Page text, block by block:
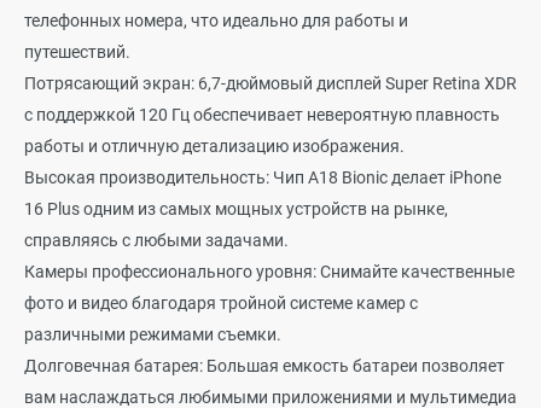
телефонных номера, что идеально для работы и
путешествий.
Потрясающий экран: 6,7-дюймовый дисплей Super Retina XDR
с поддержкой 120 Гц обеспечивает невероятную плавность
работы и отличную детализацию изображения.
Высокая производительность: Чип A18 Bionic делает iPhone
16 Plus одним из самых мощных устройств на рынке,
справляясь с любыми задачами.
Камеры профессионального уровня: Снимайте качественные
фото и видео благодаря тройной системе камер с
различными режимами съемки.
Долговечная батарея: Большая емкость батареи позволяет
вам наслаждаться любимыми приложениями и мультимедиа